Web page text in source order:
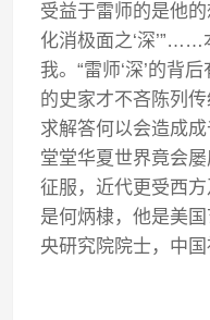
受益于雷师的是他
化消极面之‘深’”……
我。“雷师‘深’的背
的史家才不吝陈列
求解答何以会造成成
堂堂华夏世界竟会屡
征服，近代更受西
是何炳棣，他是美
央研究院院士，中国